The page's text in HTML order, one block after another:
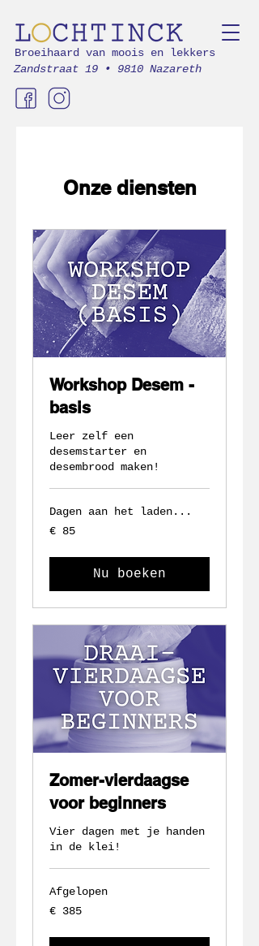
Broeihaard van moois en lekkers
Zandstraat 19 • 9810 Nazareth
Onze diensten
Workshop Desem -
basis
Leer zelf een
desemstarter en
desembrood maken!
Dagen aan het laden...
85
euro
€ 85
Nu boeken
Zomer-vierdaagse
voor beginners
Vier dagen met je handen
in de klei!
Afgelopen
385
euro
€ 385